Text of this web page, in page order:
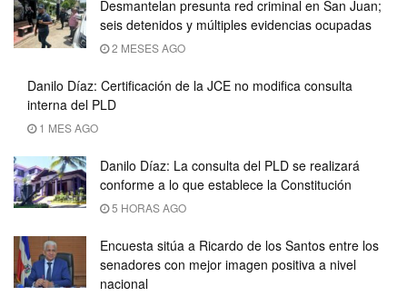
Desmantelan presunta red criminal en San Juan;
seis detenidos y múltiples evidencias ocupadas
2 MESES AGO
Danilo Díaz: Certificación de la JCE no modifica consulta
interna del PLD
1 MES AGO
Danilo Díaz: La consulta del PLD se realizará
conforme a lo que establece la Constitución
5 HORAS AGO
Encuesta sitúa a Ricardo de los Santos entre los
senadores con mejor imagen positiva a nivel
nacional